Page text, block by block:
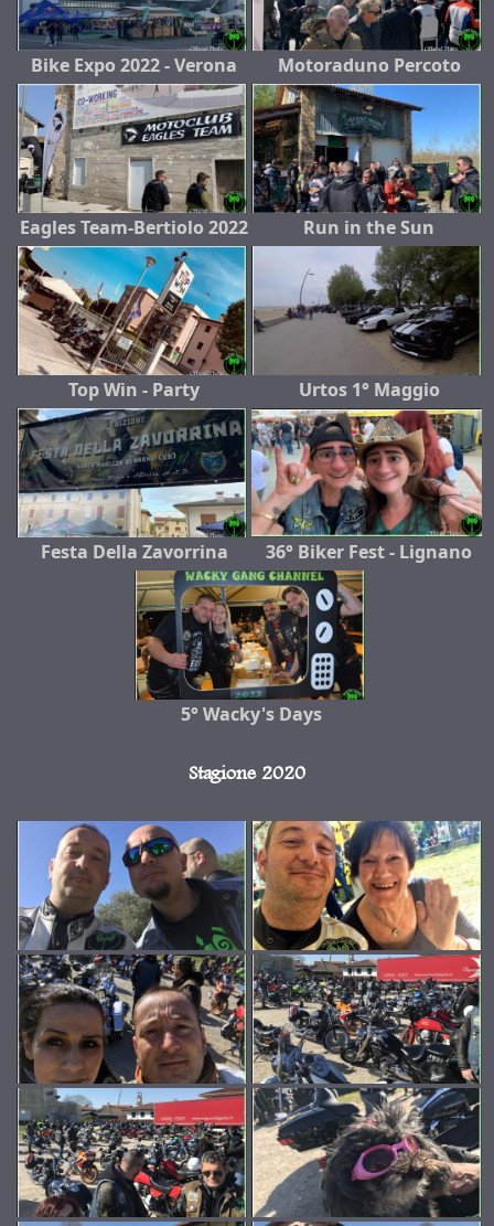
Bike Expo 2022 - Verona Motoraduno Percoto
Eagles Team-Bertiolo 2022 Run in the Sun
Top Win - Party Urtos 1° Maggio
Festa Della Zavorrina 36° Biker Fest - Lignano
5° Wacky's Days
Stagione 2020